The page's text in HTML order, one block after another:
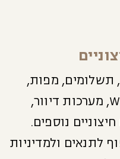
תשלומים, מפות,
סרטונים, קבוצות WhatsApp, מערכות דיוור,
נוספים.
לתנאים ולמדיניות